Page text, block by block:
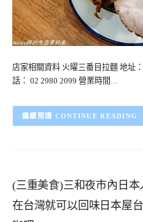
店家相關資料 火曜三番目拉麵 地址
話： 02 2980 2099 營業時間…
CONTINUE READING
(三重美食)三和夜市內日本
在台灣就可以回味日本屋